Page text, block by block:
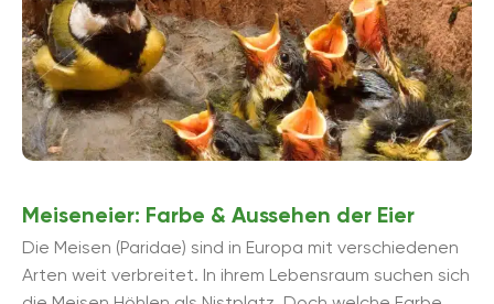
Meiseneier: Farbe & Aussehen der Eier
Die Meisen (Paridae) sind in Europa mit verschiedenen
Arten weit verbreitet. In ihrem Lebensraum suchen sich